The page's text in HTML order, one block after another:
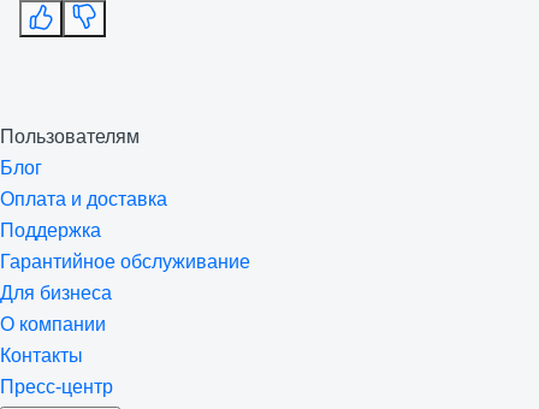
Пользователям
Блог
Оплата и доставка
Поддержка
Гарантийное обслуживание
Для бизнеса
О компании
Контакты
Пресс-центр